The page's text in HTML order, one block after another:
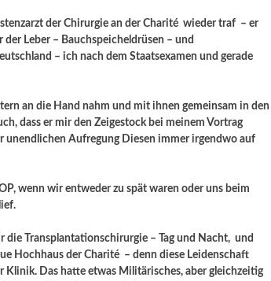
der Chirurgie an der Charité wieder traf – er
Leber – Bauchspeicheldrüsen – und
– ich nach dem Staatsexamen und gerade
an die Hand nahm und mit ihnen gemeinsam in den
dass er mir den Zeigestock bei meinem Vortrag
Aufregung Diesen immer irgendwo auf
wenn wir entweder zu spät waren oder uns beim
Transplantationschirurgie – Tag und Nacht, und
Hochhaus der Charité – denn diese Leidenschaft
Klinik. Das hatte etwas Militärisches, aber gleichzeitig